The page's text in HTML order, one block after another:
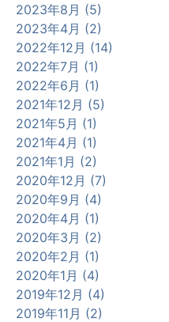
2023年8月 (5)
2023年4月 (2)
2022年12月 (14)
2022年7月 (1)
2022年6月 (1)
2021年12月 (5)
2021年5月 (1)
2021年4月 (1)
2021年1月 (2)
2020年12月 (7)
2020年9月 (4)
2020年4月 (1)
2020年3月 (2)
2020年2月 (1)
2020年1月 (4)
2019年12月 (4)
2019年11月 (2)